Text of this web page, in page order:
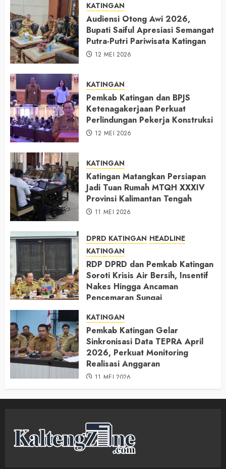
KATINGAN
Audiensi Otong Awi 2026,
Bupati Saiful Apresiasi Semangat
Putra-Putri Pariwisata Katingan
12 MEI 2026
KATINGAN
Pemkab Katingan dan BPJS
Ketenagakerjaan Perkuat
Perlindungan Pekerja Konstruksi
12 MEI 2026
KATINGAN
Katingan Matangkan Persiapan
Jadi Tuan Rumah MTQH XXXIV
Provinsi Kalimantan Tengah
11 MEI 2026
DPRD KATINGAN HEADLINE
KATINGAN
RDP DPRD dan Pemkab Katingan
Soroti Krisis Air Bersih, Insentif
Nakes Hingga Ancaman
Pencemaran Sungai
KATINGAN
Pemkab Katingan Gelar
Sinkronisasi Data TEPRA April
2026, Perkuat Monitoring
Realisasi Anggaran
11 MEI 2026